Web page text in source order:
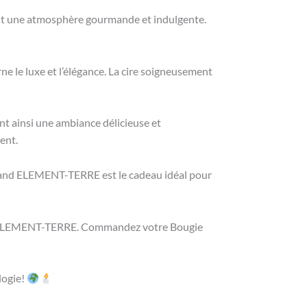
une atmosphère gourmande et indulgente.
le luxe et l’élégance. La cire soigneusement
ainsi une ambiance délicieuse et
ELEMENT-TERRE est le cadeau idéal pour
TERRE. Commandez votre Bougie